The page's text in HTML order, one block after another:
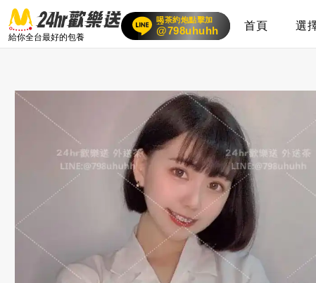
給你全台最好的包養
喝茶約炮點擊加
賴
24小時客服在線
@798uhuhh 首頁 選